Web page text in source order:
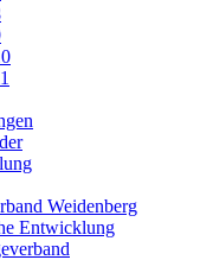
Weidenberg
Entwicklung